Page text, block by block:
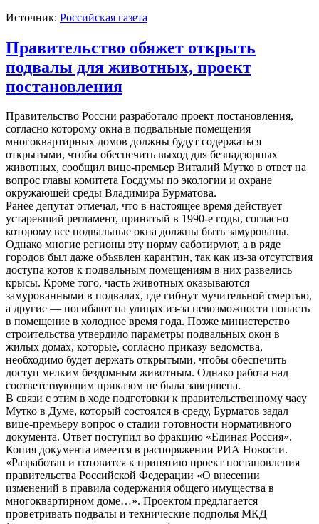
Источник: Российская газета
Правительство обяжет открыть
подвалы для животных, проект
постановления
Правительство России разработало проект постановления,
согласно которому окна в подвальные помещения
многоквартирных домов должны будут содержаться
открытыми, чтобы обеспечить выход для безнадзорных
животных, сообщил вице-премьер Виталий Мутко в ответ на
вопрос главы комитета Госдумы по экологии и охране
окружающей среды Владимира Бурматова.
Ранее депутат отмечал, что в настоящее время действует
устаревший регламент, принятый в 1990-е годы, согласно
которому все подвальные окна должны быть замурованы.
Однако многие регионы эту норму саботируют, а в ряде
городов был даже объявлен карантин, так как из-за отсутствия
доступа котов к подвальным помещениям в них развелись
крысы. Кроме того, часть животных оказываются
замурованными в подвалах, где гибнут мучительной смертью,
а другие — погибают на улицах из-за невозможности попасть
в помещение в холодное время года. Позже министерство
строительства утвердило параметры подвальных окон в
жилых домах, которые, согласно приказу ведомства,
необходимо будет держать открытыми, чтобы обеспечить
доступ мелким бездомным животным. Однако работа над
соответствующим приказом не была завершена.
В связи с этим в ходе подготовки к правительственному часу
Мутко в Думе, который состоялся в среду, Бурматов задал
вице-премьеру вопрос о стадии готовности нормативного
документа. Ответ поступил во фракцию «Единая Россия».
Копия документа имеется в распоряжении РИА Новости.
«Разработан и готовится к принятию проект постановления
правительства Российской Федерации «О внесении
изменений в правила содержания общего имущества в
многоквартирном доме…». Проектом предлагается
проветривать подвалы и технические подполья МКД